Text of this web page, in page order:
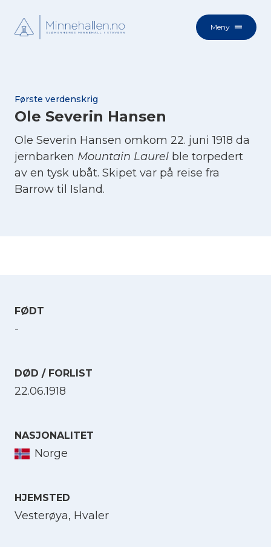
Meny
Første verdenskrig
Ole Severin Hansen
Ole Severin Hansen omkom 22. juni 1918 da
jernbarken Mountain Laurel ble torpedert
av en tysk ubåt. Skipet var på reise fra
Barrow til Island.
FØDT
-
DØD / FORLIST
22.06.1918
NASJONALITET
Norge
HJEMSTED
Vesterøya, Hvaler